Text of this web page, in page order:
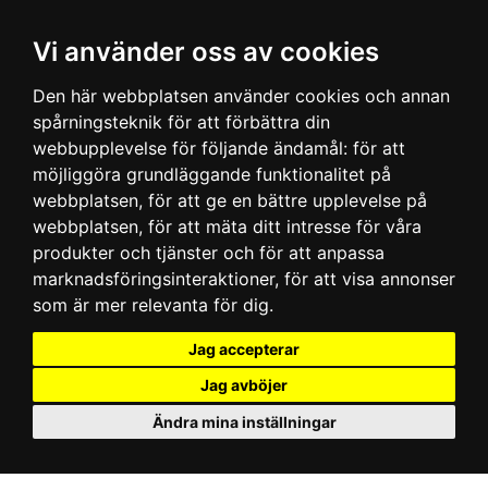
Vi använder oss av cookies
Den här webbplatsen använder cookies och annan
spårningsteknik för att förbättra din
webbupplevelse för följande ändamål: för att
möjliggöra grundläggande funktionalitet på
webbplatsen, för att ge en bättre upplevelse på
webbplatsen, för att mäta ditt intresse för våra
produkter och tjänster och för att anpassa
marknadsföringsinteraktioner, för att visa annonser
som är mer relevanta för dig.
Jag accepterar
Jag avböjer
Ändra mina inställningar